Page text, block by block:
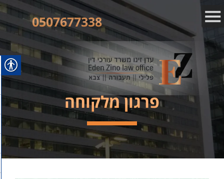
0507677338
פרגון מלקוחה